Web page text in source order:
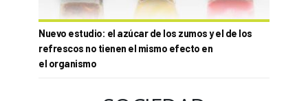
Nuevo estudio: el azúcar de los zumos y el de los
refrescos no tienen el mismo efecto en
el organismo